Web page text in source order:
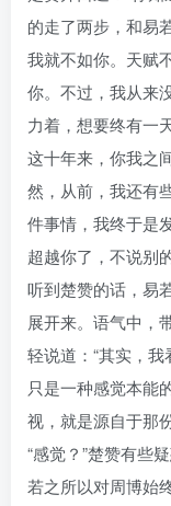
的走了两步，和易
我就不如你。天赋
你。不过，我从来
力着，想要终有一
这十年来，你我之
然，从前，我还有
件事情，我终于是
超越你了，不说别
听到楚赞的话，易
展开来。语气中，
轻说道：“其实，
只是一种感觉本能
视，就是源自于那
“感觉？”楚赞有些
若之所以对周博始